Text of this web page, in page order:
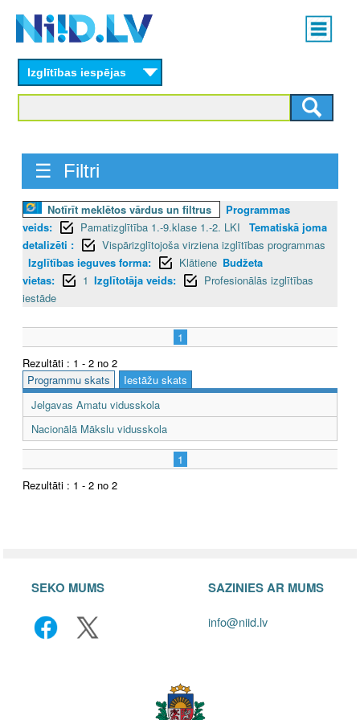
content
Main
menu
Izglītības iespējas
☰ Filtri
Notīrīt meklētos vārdus un filtrus
Programmas
veids:
Pamatizglītība 1.-9.klase 1.-2. LKI
Tematiskā joma
detalizēti :
Vispārizglītojoša virziena izglītības programmas
Izglītības ieguves forma:
Klātiene Budžeta
vietas:
1 Izglītotāja veids:
Profesionālās izglītības
iestāde
1
Rezultāti : 1 - 2 no 2
Programmu skats
Iestāžu skats
Jelgavas Amatu vidusskola
Nacionālā Mākslu vidusskola
1
Rezultāti : 1 - 2 no 2
SEKO MUMS SAZINIES AR MUMS
info@niid.lv